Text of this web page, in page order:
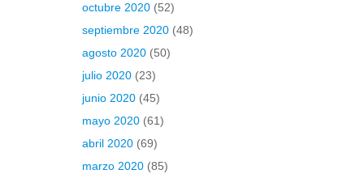
octubre 2020 (52)
septiembre 2020 (48)
agosto 2020 (50)
julio 2020 (23)
junio 2020 (45)
mayo 2020 (61)
abril 2020 (69)
marzo 2020 (85)